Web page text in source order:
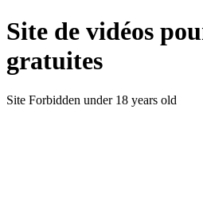
Site de vidéos
gratuites
Site Forbidden under 18 years old